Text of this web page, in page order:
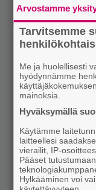
Arvostamme
Tarvitsemme
Me ja huolellisesti
hyödynnämme
mainoksia.
Hyväksymällä
Käytämme
laitteellesi
vierailit, IP-
Pääset
Hylkääminen voi